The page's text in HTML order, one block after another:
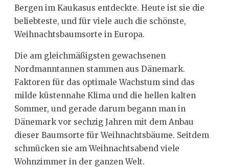
Bergen im Kaukasus entdeckte. Heute ist sie die
beliebteste, und für viele auch die schönste,
Weihnachtsbaumsorte in Europa.
Die am gleichmäßigsten gewachsenen
Nordmanntannen stammen aus Dänemark.
Faktoren für das optimale Wachstum sind das
milde küstennahe Klima und die hellen kalten
Sommer, und gerade darum begann man in
Dänemark vor sechzig Jahren mit dem Anbau
dieser Baumsorte für Weihnachtsbäume. Seitdem
schmücken sie am Weihnachtsabend viele
Wohnzimmer in der ganzen Welt.